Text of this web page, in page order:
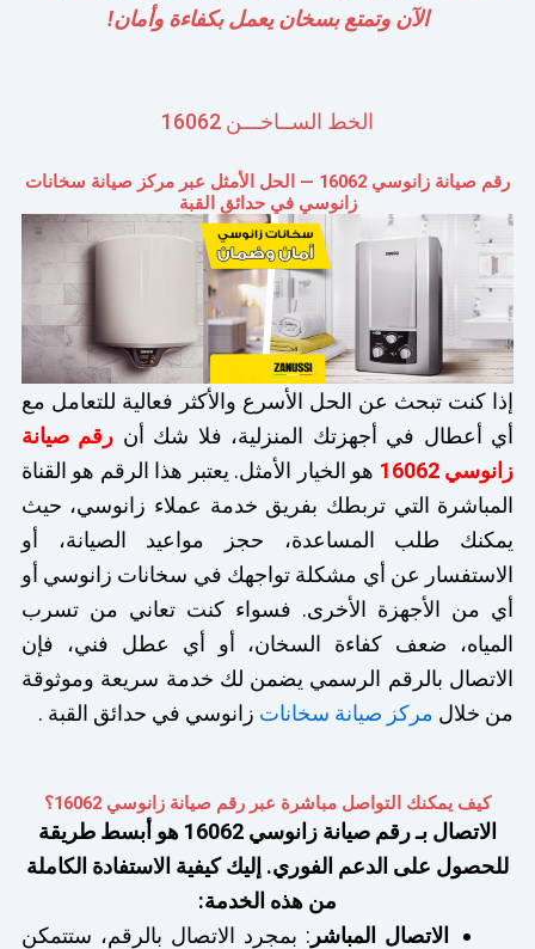
الآن وتمتع بسخان يعمل بكفاءة وأمان!
الخط الســاخـــن 16062
رقم صيانة زانوسي 16062 — الحل الأمثل عبر مركز صيانة سخانات
زانوسي في حدائق القبة
إذا كنت تبحث عن الحل الأسرع والأكثر فعالية للتعامل مع
أي أعطال في أجهزتك المنزلية، فلا شك أن رقم صيانة
زانوسي 16062
هو الخيار الأمثل. يعتبر هذا الرقم هو القناة
المباشرة التي تربطك بفريق خدمة عملاء زانوسي، حيث
يمكنك طلب المساعدة، حجز مواعيد الصيانة، أو
الاستفسار عن أي مشكلة تواجهك في سخانات زانوسي أو
أي من الأجهزة الأخرى. فسواء كنت تعاني من تسرب
المياه، ضعف كفاءة السخان، أو أي عطل فني، فإن
الاتصال بالرقم الرسمي يضمن لك خدمة سريعة وموثوقة
من خلال مركز صيانة سخانات زانوسي في حدائق القبة .
كيف يمكنك التواصل مباشرة عبر رقم صيانة زانوسي 16062؟
الاتصال بـ رقم صيانة زانوسي 16062 هو أبسط طريقة
للحصول على الدعم الفوري. إليك كيفية الاستفادة الكاملة
من هذه الخدمة:
الاتصال المباشر : بمجرد الاتصال بالرقم، ستتمكن